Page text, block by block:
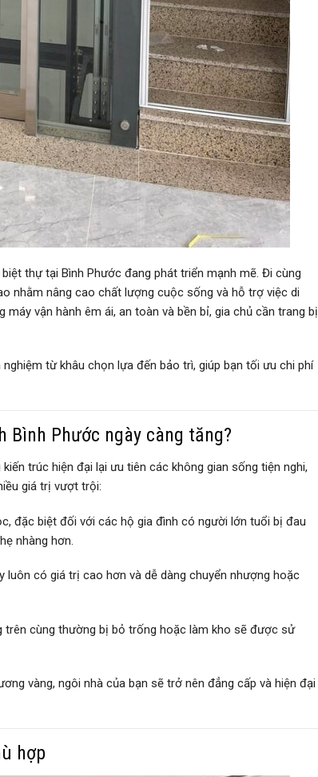
thự tại Bình Phước đang phát triển mạnh mẽ. Đi cùng
nhằm nâng cao chất lượng cuộc sống và hỗ trợ việc di
vận hành êm ái, an toàn và bền bỉ, gia chủ cần trang bị
từ khâu chọn lựa đến bảo trì, giúp bạn tối ưu chi phí
Phước ngày càng tăng?
trúc hiện đại lại ưu tiên các không gian sống tiện nghi,
giá trị vượt trội:
đặc biệt đối với các hộ gia đình có người lớn tuổi bị đau
nhàng hơn.
có giá trị cao hơn và dễ dàng chuyển nhượng hoặc
trên cùng thường bị bỏ trống hoặc làm kho sẽ được sử
vàng, ngôi nhà của bạn sẽ trở nên đẳng cấp và hiện đại
hợp